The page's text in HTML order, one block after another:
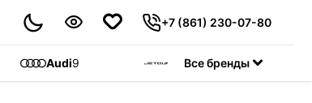
+7 (861) 230-07-80
Audi9 Jetour55
Все бренды